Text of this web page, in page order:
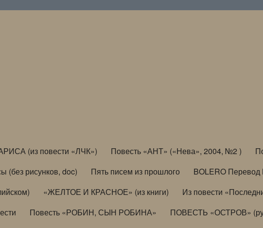
(из повести «ЛЧК») Повесть «АНТ» («Нева», 2004, №2 )
(без рисунков, doc) Пять писем из прошлого BOLERO
«ЖЕЛТОЕ И КРАСНОЕ» (из книги) Из повести
Повесть «РОБИН, СЫН РОБИНА» ПОВЕСТЬ «ОСТРОВ»